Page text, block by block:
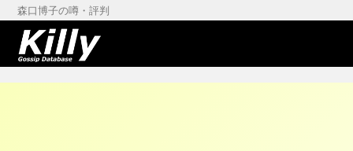
森口博子の噂・評判